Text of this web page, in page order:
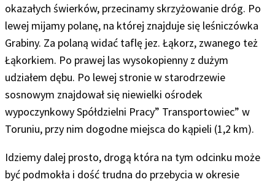
okazałych świerków, przecinamy skrzyżowanie dróg. Po
lewej mijamy polanę, na której znajduje się leśniczówka
Grabiny. Za polaną widać taflę jez. Łąkorz, zwanego też
Łąkorkiem. Po prawej las wysokopienny z dużym
udziałem dębu. Po lewej stronie w starodrzewie
sosnowym znajdował się niewielki ośrodek
wypoczynkowy Spółdzielni Pracy” Transportowiec” w
Toruniu, przy nim dogodne miejsca do kąpieli (1,2 km).
Idziemy dalej prosto, drogą która na tym odcinku może
być podmokła i dość trudna do przebycia w okresie